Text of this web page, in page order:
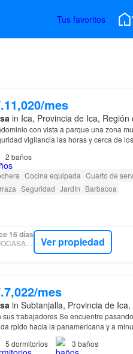
Tus favoritos
mes
in Ica, Provincia de Ica, Región
con vista a parque una zona
vigilancia las horas y cerca de
central de
2 baños
Cocina equipada Cuarto de
Seguridad Jardín Barbacoa
16 días
INFOCASAS.PE Ver propiedad
mes
in Subtanjalla, Provincia de
sus trabajadores Se encuentre
rpido hacia la panamericana y a
5 dormitorios 3 baños